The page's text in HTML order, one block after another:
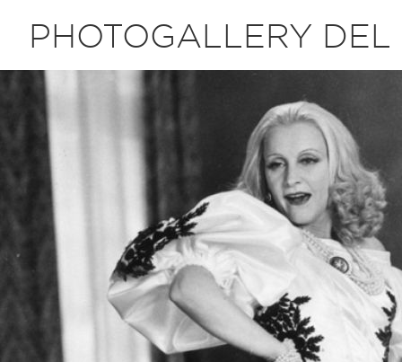
PHOTOGALLERY DEL